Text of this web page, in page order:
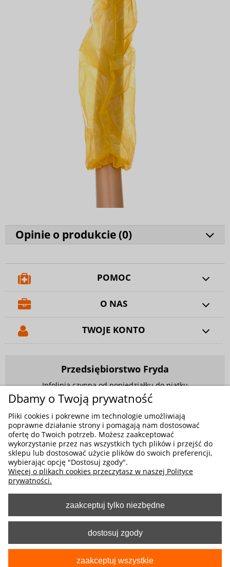
Opinie o produkcie (0)
POMOC
O NAS
TWOJE KONTO
Przedsiębiorstwo Fryda
Infolinia czynna od poniedziałku do piątku
w godzinach 9.00 - 17.00
881 703 704
E-mail:sklep@fryda.com.pl
Sklepy stacjonarne:
ul. Składowa 26, 34-400 Nowy Targ
ul. Żywiecka 91, 43-300 Bielsko-Biała
MOŻLIWE FORMY PŁATNOŚCI
Dbamy o Twoją prywatność
Pliki cookies i pokrewne im technologie umożliwiają
poprawne działanie strony i pomagają nam dostosować
ofertę do Twoich potrzeb. Możesz zaakceptować
wykorzystanie przez nas wszystkich tych plików i przejść do
sklepu lub dostosować użycie plików do swoich preferencji,
wybierając opcję "Dostosuj zgody".
Więcej o plikach cookies przeczytasz w naszej Polityce
prywatności.
zaakceptuj tylko niezbędne
dostosuj zgody
zaakceptuj wszystkie